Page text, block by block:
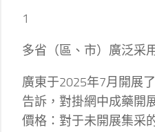
1
多省（區、市）廣泛采
廣東于2025年7月開展
告訴，對掛網中成藥開
價格：對于未開展集采